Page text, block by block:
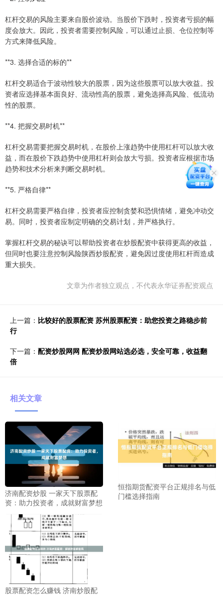
杠杆交易的风险主要来自股价波动。当股价下跌时，投资者亏损的幅
度会放大。因此，投资者需要控制风险，可以通过止损、仓位控制等
方式来降低风险。
**3. 选择合适的标的**
杠杆交易适合于波动性较大的股票，因为这些股票可以放大收益。投
资者应选择基本面良好、流动性高的股票，避免选择高风险、低流动
性的股票。
**4. 把握交易时机**
杠杆交易需要把握交易时机，在股价上涨趋势中使用杠杆可以放大收
益，而在股价下跌趋势中使用杠杆则会放大亏损。投资者应根据市场
趋势和技术分析来判断交易时机。
**5. 严格自律**
杠杆交易需要严格自律，投资者应控制贪婪和恐惧情绪，避免冲动交
易。同时，投资者应制定明确的交易计划，并严格执行。
掌握杠杆交易的秘诀可以帮助投资者在炒股配资中获得更高的收益，
但同时也要注意控制风险陕西炒股配资，避免因过度使用杠杆而造成
重大损失。
文章为作者独立观点，不代表永华证券配资观点
上一篇： 比较好的股票配资 苏州股票配资：助您投资之路稳步前
行
下一篇： 配资炒股网网 配资炒股网站选必选，安全可靠，收益翻
倍
相关文章
济南配资炒股 一家天下股票配
资：助力投资者，成就财富梦想
恒指期货配资平台正规排名与低
门槛选择指南
股票配资怎么赚钱 济南炒股配